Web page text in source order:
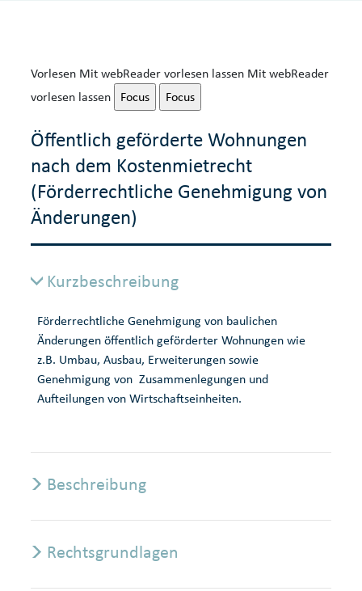
Vorlesen Mit webReader vorlesen lassen Mit webReader
vorlesen lassen
Focus Focus
Öffentlich geförderte Wohnungen
nach dem Kostenmietrecht
(Förderrechtliche Genehmigung von
Änderungen)
Kurzbeschreibung
Förderrechtliche Genehmigung von baulichen
Änderungen öffentlich geförderter Wohnungen wie
z.B. Umbau, Ausbau, Erweiterungen sowie
Genehmigung von Zusammenlegungen und
Aufteilungen von Wirtschaftseinheiten.
Beschreibung
Rechtsgrundlagen